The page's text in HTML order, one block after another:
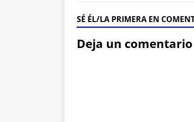
SÉ ÉL/LA PRIMERA EN
Deja un comentario